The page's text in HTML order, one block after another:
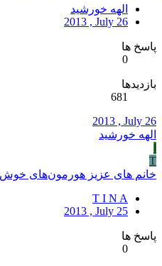
الهه خورشید
2013 , July 26
پاسخ ها
0
بازدیدها
681
2013 , July 26
الهه خورشید
T
خانم های عزیز هورمون‌های خوش
T I N A
2013 , July 25
پاسخ ها
0